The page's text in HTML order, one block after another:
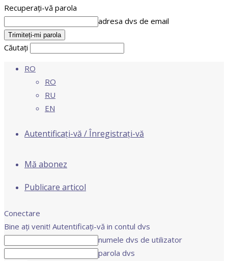
Recuperați-vă parola
adresa dvs de email
Căutați
RO
RO
RU
EN
Autentificați-vă / Înregistrați-vă
Mă abonez
Publicare articol
Conectare
Bine ați venit! Autentificați-vă in contul dvs
numele dvs de utilizator
parola dvs